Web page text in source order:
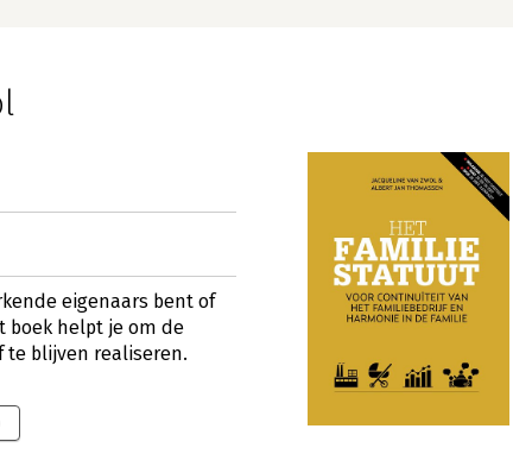
eigenaars bent of
boek helpt je om de
blijven realiseren.